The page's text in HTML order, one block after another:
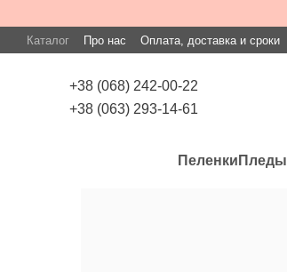
Каталог Про нас Оплата, доставка и сроки
+38 (068) 242-00-22
+38 (063) 293-14-61
Пеленки Пледы